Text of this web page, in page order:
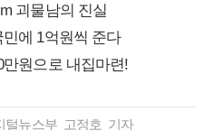
괴물남의 진실
에 1억원씩 준다
원으로 내집마련!
털뉴스부 고정호 기자